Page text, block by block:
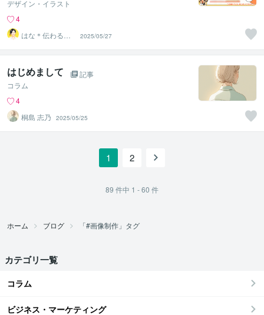
デザイン・イラスト
4
はな＊伝わる形
に整えるデザイ
ン秘書
2025/05/27
はじめまして
記事
コラム
4
桐島 志乃
2025/05/25
1 2
89 件中 1 - 60 件
ホーム ブログ 「#画像制作」タグ
カテゴリ一覧
コラム
ビジネス・マーケティング